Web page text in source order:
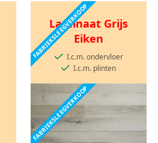
FABRIEKSLEEGVERKOOP
Laminaat Grijs
Eiken
I.c.m. ondervloer
I.c.m. plinten
FABRIEKSLEEGVERKOOP